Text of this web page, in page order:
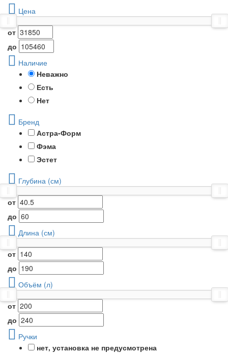
Цена
от
до
Наличие
Неважно
Есть
Нет
Бренд
Астра-Форм
Фэма
Эстет
Глубина (см)
от
до
Длина (см)
от
до
Объём (л)
от
до
Ручки
нет, установка не предусмотрена